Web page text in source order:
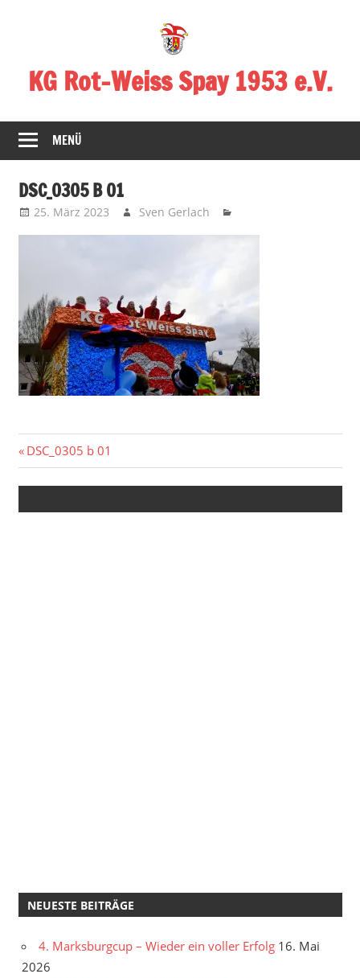
KG Rot-Weiss Spay 1953 e.V.
in
Spay!
MENÜ
DSC_0305 B 01
25. März 2023 Sven Gerlach
Beitragsnavigation
Vorheriger
Beitrag:
DSC_0305 b 01
NEUESTE BEITRÄGE
4. Marksburgcup – Wieder ein voller Erfolg 16. Mai
2026